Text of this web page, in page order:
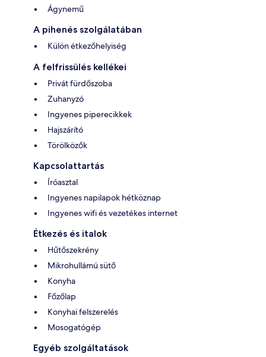
Ágynemű
A pihenés szolgálatában
Külön étkezőhelyiség
A felfrissülés kellékei
Privát fürdőszoba
Zuhanyzó
Ingyenes piperecikkek
Hajszárító
Törölközők
Kapcsolattartás
Íróasztal
Ingyenes napilapok hétköznap
Ingyenes wifi és vezetékes internet
Étkezés és italok
Hűtőszekrény
Mikrohullámú sütő
Konyha
Főzőlap
Konyhai felszerelés
Mosogatógép
Egyéb szolgáltatások